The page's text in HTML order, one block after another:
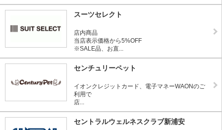
スーツセレクト
店内商品
当店表示価格から5%OFF
※SALE品、お直...
センチュリーペット
イオンクレジットカード、電子マネーWAONのご
利用で
店...
セントラルウェルネスクラブ新浦安